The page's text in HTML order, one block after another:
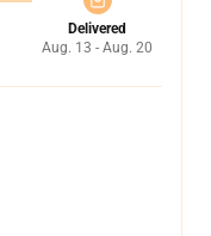
Delivered
Aug. 13 - Aug. 20